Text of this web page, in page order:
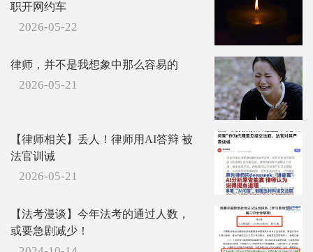
职开网约车
2026-05-22
律师，并不是我想象中那么容易的
2026-05-21
【律师相关】丢人！律师用AI答辩 被
法官训诫
2026-05-21
【法考漫谈】今年法考的通过人数，
或要急剧减少！